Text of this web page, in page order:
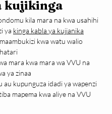
kujikinga
kila mara na kwa usahihi
ya kinga kabla ya kujianika
kwa watu walio
mara kwa mara wa VVU na
ya zinaa
au kupunguza idadi ya wapenzi
mapema kwa aliye na VVU